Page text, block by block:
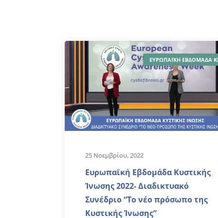
ΕΥΡΩΠΑΪΚΗ ΕΒΔΟΜΑΔΑ
25 Νοεμβρίου, 2022
Ευρωπαϊκή Εβδομάδα Κυστικής
Ίνωσης 2022- Διαδικτυακό
Συνέδριο “Το νέο πρόσωπο της
Κυστικής Ίνωσης”